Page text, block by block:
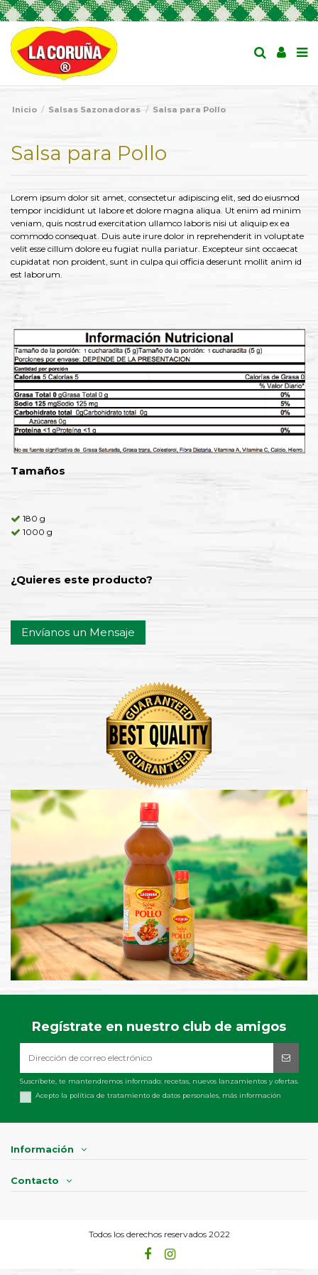
Inicio Salsas Sazonadoras Salsa para Pollo
Salsa para Pollo
Lorem ipsum dolor sit amet, consectetur adipiscing elit, sed do eiusmod
tempor incididunt ut labore et dolore magna aliqua. Ut enim ad minim
veniam, quis nostrud exercitation ullamco laboris nisi ut aliquip ex ea
commodo consequat. Duis aute irure dolor in reprehenderit in voluptate
velit esse cillum dolore eu fugiat nulla pariatur. Excepteur sint occaecat
cupidatat non proident, sunt in culpa qui officia deserunt mollit anim id
est laborum.
Tamaños
180 g
1000 g
¿Quieres este producto?
Envíanos un Mensaje
Regístrate en nuestro club de amigos
Suscríbete, te mantendremos informado: recetas, nuevos lanzamientos y ofertas.
Acepto la política de tratamiento de datos personales, más información
Información
Contacto
Todos los derechos reservados 2022